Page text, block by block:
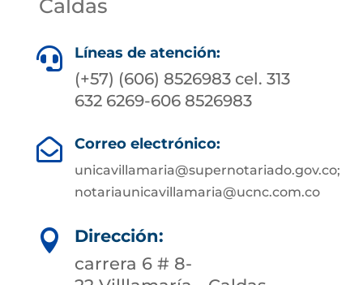
Caldas
 Líneas de atención:
(+57) (606) 8526983 cel. 313
632 6269-606 8526983
 Correo electrónico:
unicavillamaria@supernotariado.gov.co;
notariaunicavillamaria@ucnc.com.co

Dirección:
carrera 6 # 8-